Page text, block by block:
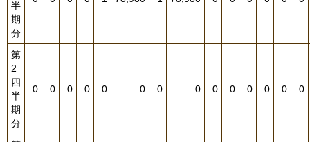
半
期
分
第
2
四
半
期
分
0 0 0 0 0 0 0 0 0 0 0 0 0 0